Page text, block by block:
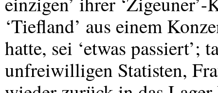
‘Tiefland’ aus einem
hatte, sei ‘etwas passiert’;
unfreiwilligen Statisten,